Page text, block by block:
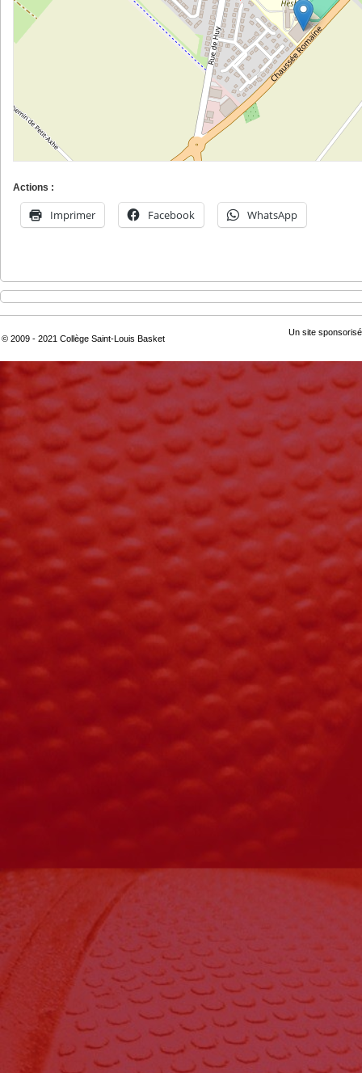
Actions :
Imprimer Facebook WhatsApp
© 2009 - 2021 Collège Saint-Louis Basket
Un site